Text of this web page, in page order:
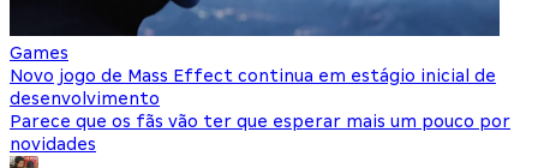
Games
Novo jogo de Mass Effect continua em estágio inicial de
desenvolvimento
Parece que os fãs vão ter que esperar mais um pouco por
novidades